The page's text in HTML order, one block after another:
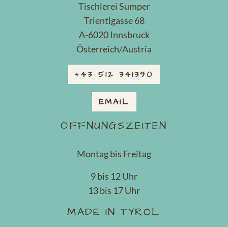
Tischlerei Sumper
Trientlgasse 68
A-6020 Innsbruck
Österreich/Austria
+43 512 341390
EMAIL
ÖFFNUNGSZEITEN
Montag bis Freitag
9 bis 12 Uhr
13 bis 17 Uhr
MADE IN TYROL